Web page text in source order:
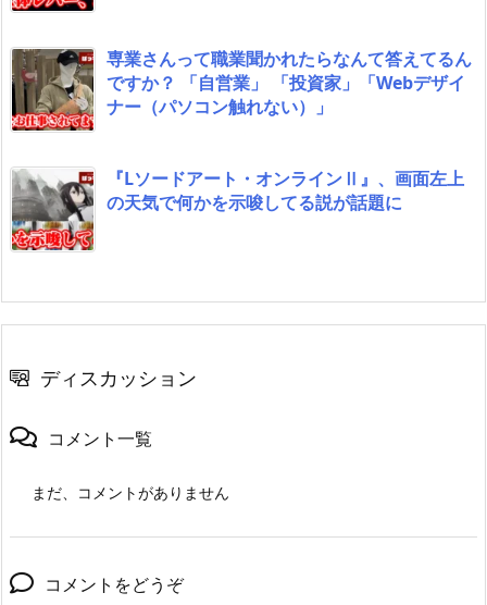
専業さんって職業聞かれたらなんて答えてるん
ですか？ 「自営業」 「投資家」「Webデザイ
ナー（パソコン触れない）」
『Lソードアート・オンラインⅡ』、画面左上
の天気で何かを示唆してる説が話題に
ディスカッション
コメント一覧
まだ、コメントがありません
コメントをどうぞ